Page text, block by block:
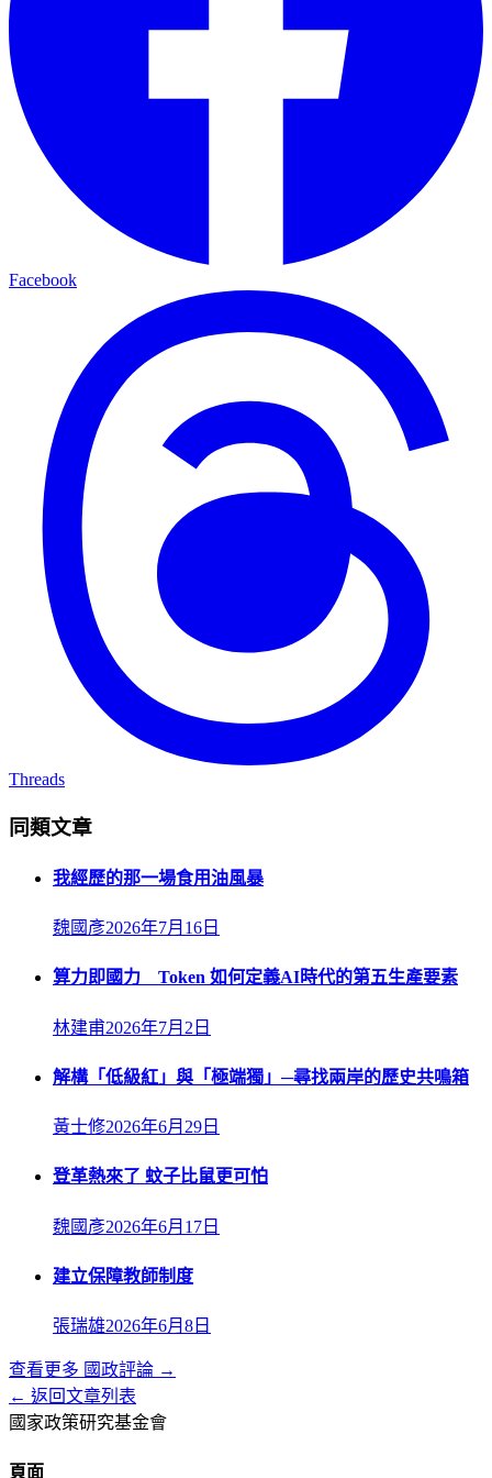
Facebook
Threads
同類文章
我經歷的那一場食用油風暴
魏國彥2026年7月16日
算力即國力 Token 如何定義AI時代的第五生產要素
林建甫2026年7月2日
解構「低級紅」與「極端獨」─尋找兩岸的歷史共鳴箱
黃士修2026年6月29日
登革熱來了 蚊子比鼠更可怕
魏國彥2026年6月17日
建立保障教師制度
張瑞雄2026年6月8日
查看更多 國政評論 →
← 返回文章列表
國家政策研究基金會
頁面